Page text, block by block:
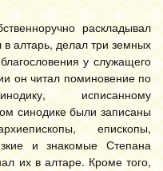
раскладывал
алтарь, делал три земных
у служащего
он читал поминовение по
исписанному
синодике были записаны
епископы,
и знакомые Степана
их в алтаре. Кроме того,